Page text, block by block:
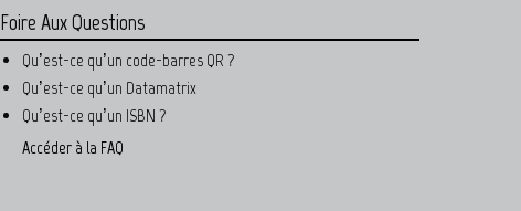
Foire Aux Questions
Qu’est-ce qu’un code-barres QR ?
Qu’est-ce qu’un Datamatrix
Qu’est-ce qu’un ISBN ?
Accéder à la FAQ